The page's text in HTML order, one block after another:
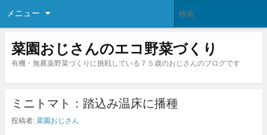
メニュー
菜園おじさんのエコ野菜づくり
有機・無農薬野菜づくりに挑戦している７５歳のおじさんのブログです
ミニトマト：踏込み温床に播種
投稿者: 菜園おじさん